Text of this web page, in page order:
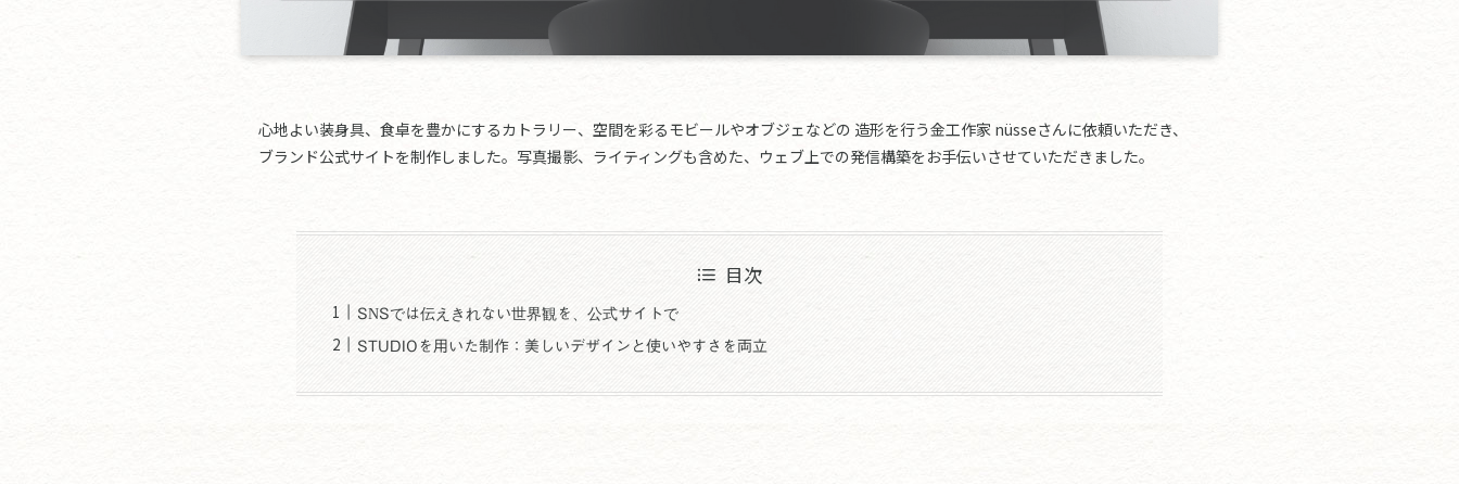
心地よい装身具、食卓を豊かにするカトラリー、空間を彩るモビールやオブジェなどの 造形を行う金工作家 nüsseさんに依頼いただき、
ブランド公式サイトを制作しました。写真撮影、ライティングも含めた、ウェブ上での発信構築をお手伝いさせていただきました。
目次
SNSでは伝えきれない世界観を、公式サイトで
STUDIOを用いた制作：美しいデザインと使いやすさを両立